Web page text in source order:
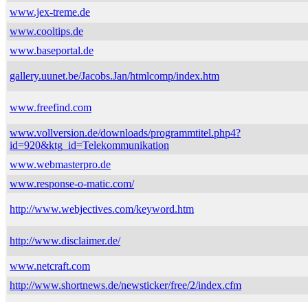
www.jex-treme.de
www.cooltips.de
www.baseportal.de
gallery.uunet.be/Jacobs.Jan/htmlcomp/index.htm
www.freefind.com
www.vollversion.de/downloads/programmtitel.php4?
id=920&ktg_id=Telekommunikation
www.webmasterpro.de
www.response-o-matic.com/
http://www.webjectives.com/keyword.htm
http://www.disclaimer.de/
www.netcraft.com
http://www.shortnews.de/newsticker/free/2/index.cfm